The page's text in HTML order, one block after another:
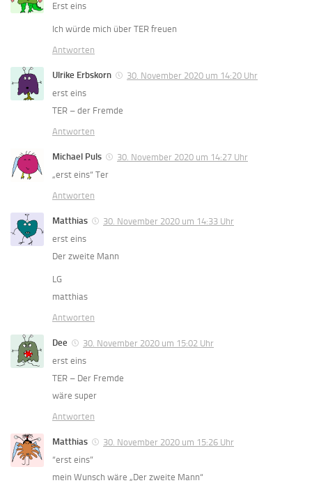
Erst eins
Ich würde mich über TER freuen
Antworten
Ulrike Erbskorn
30. November 2020 um 14:20 Uhr
erst eins
TER – der Fremde
Antworten
Michael Puls
30. November 2020 um 14:27 Uhr
„erst eins“ Ter
Antworten
Matthias
30. November 2020 um 14:33 Uhr
erst eins
Der zweite Mann
LG
matthias
Antworten
Dee
30. November 2020 um 15:02 Uhr
erst eins
TER – Der Fremde
wäre super
Antworten
Matthias
30. November 2020 um 15:26 Uhr
“erst eins”
mein Wunsch wäre „Der zweite Mann“